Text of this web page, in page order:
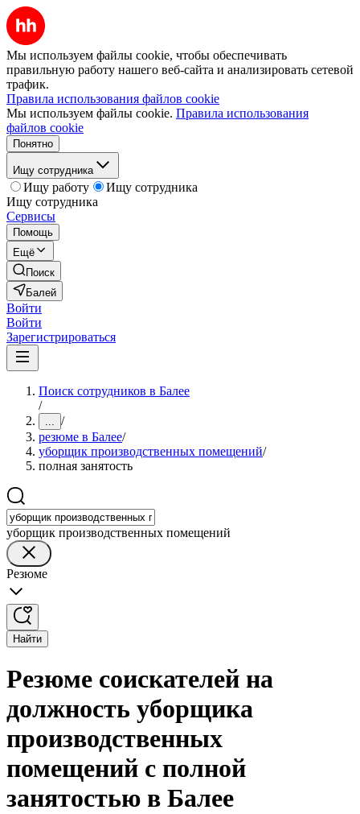
Мы используем файлы cookie, чтобы обеспечивать
правильную работу нашего веб-сайта и анализировать сетевой
трафик.
Правила использования файлов cookie
Мы используем файлы cookie. Правила использования
файлов cookie
Понятно
Ищу сотрудника
Ищу работу
Ищу сотрудника
Ищу сотрудника
Сервисы
Помощь
Ещё
Поиск
Балей
Войти
Войти
Зарегистрироваться
Поиск сотрудников в Балее
/
... /
резюме в Балее/
уборщик производственных помещений/
полная занятость
уборщик производственных помещений
Резюме
Найти
Резюме соискателей на
должность уборщика
производственных
помещений с полной
занятостью в Балее